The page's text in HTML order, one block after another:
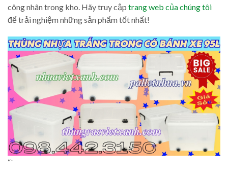
công nhân trong kho. Hãy truy cập trang web của chúng tôi
để trải nghiệm những sản phẩm tốt nhất!
“`